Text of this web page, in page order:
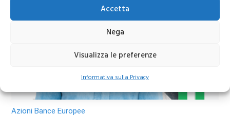
Accetta
Nega
Visualizza le preferenze
Informativa sulla Privacy
Azioni Bance Europee